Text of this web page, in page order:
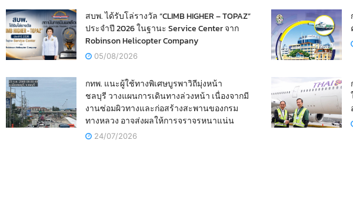
สบพ. ได้รับโล่รางวัล “CLIMB HIGHER – TOPAZ”
ประจำปี 2026 ในฐานะ Service Center จาก
Robinson Helicopter Company
05/08/2026
กทพ. แนะผู้ใช้ทางพิเศษบูรพาวิถีมุ่งหน้า
ชลบุรี วางแผนการเดินทางล่วงหน้า เนื่องจากมี
งานซ่อมผิวทางและก่อสร้างสะพานของกรม
ทางหลวง อาจส่งผลให้การจราจรหนาแน่น
24/07/2026